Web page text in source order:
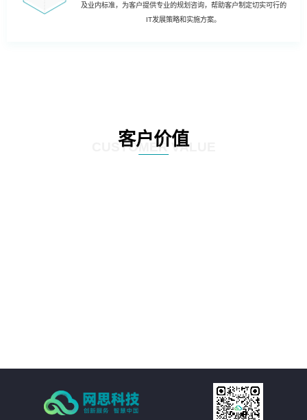
及业内标准，为客户提供专业的规划咨询，帮助客户制定切实可行的
IT发展策略和实施方案。
客户价值
CUSTOMER VALUE